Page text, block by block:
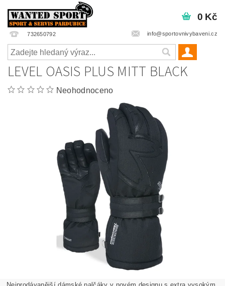
732650792 info@sportovnivybaveni.cz
0 Kč
LEVEL OASIS PLUS MITT BLACK
Neohodnoceno
Nejprodávanější dámské palčáky v novém designu s extra vysokým